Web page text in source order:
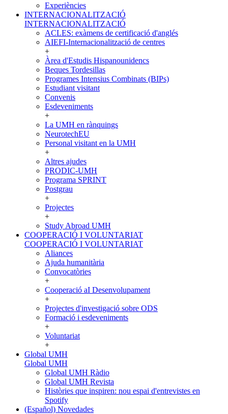
Experiències
INTERNACIONALITZACIÓ
INTERNACIONALITZACIÓ
ACLES: exàmens de certificació d'anglés
AIEFI-Internacionalització de centres
+
Àrea d'Estudis Hispanounidencs
Beques Tordesillas
Programes Intensius Combinats (BIPs)
Estudiant visitant
Convenis
Esdeveniments
+
La UMH en rànquings
NeurotechEU
Personal visitant en la UMH
+
Altres ajudes
PRODIC-UMH
Programa SPRINT
Postgrau
+
Projectes
+
Study Abroad UMH
COOPERACIÓ I VOLUNTARIAT
COOPERACIÓ I VOLUNTARIAT
Aliances
Ajuda humanitària
Convocatòries
+
Cooperació aI Desenvolupament
+
Projectes d'investigació sobre ODS
Formació i esdeveniments
+
Voluntariat
+
Global UMH
Global UMH
Global UMH Ràdio
Global UMH Revista
Històries que inspiren: nou espai d'entrevistes en
Spotify
(Español) Novedades